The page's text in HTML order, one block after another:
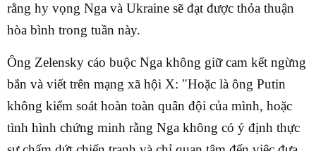
rằng hy vọng Nga và Ukraine sẽ đạt được thỏa thuận
hòa bình trong tuần này.
Ông Zelensky cáo buộc Nga không giữ cam kết ngừng
bắn và viết trên mạng xã hội X: "Hoặc là ông Putin
không kiểm soát hoàn toàn quân đội của mình, hoặc
tình hình chứng minh rằng Nga không có ý định thực